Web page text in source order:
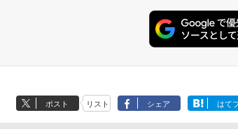
ポスト リスト シェア はて